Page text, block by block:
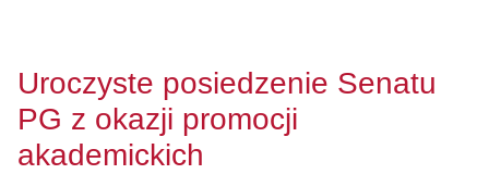
Uroczyste posiedzenie Senatu
PG z okazji promocji
akademickich